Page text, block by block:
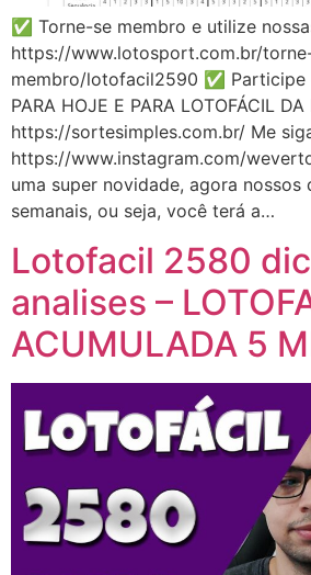
✅ Torne-se membro e utilize
https://www.lotosport.com.br/
membro/lotofacil2590 ✅ Participe
PARA HOJE E PARA LOTOFÁCIL
https://sortesimples.com.br/ Me
https://www.instagram.com/
uma super novidade, agora nossos
semanais, ou seja, você terá a…
Lotofacil 2580
analises –
ACUMULADA 5